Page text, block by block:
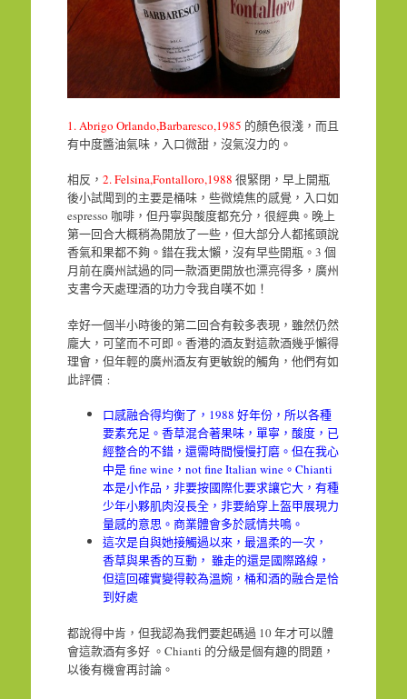
1. Abrigo Orlando,Barbaresco,1985 的顏色很淺，而且
有中度醬油氣味，入口微甜，沒氣沒力的。
相反， 2. Felsina,Fontalloro,1988 很緊閉，早上開瓶
後小試聞到的主要是桶味，些微燒焦的感覺，入口如
espresso 咖啡，但丹寧與酸度都充分，很經典。晚上
第一回合大概稍為開放了一些，但大部分人都搖頭說
香氣和果都不夠。錯在我太懶，沒有早些開瓶。3 個
月前在廣州試過的同一款酒更開放也漂亮得多，廣州
支書今天處理酒的功力令我自嘆不如！
幸好一個半小時後的第二回合有較多表現，雖然仍然
龐大，可望而不可即。香港的酒友對這款酒幾乎懶得
理會，但年輕的廣州酒友有更敏銳的觸角，他們有如
此評價﹕
口感融合得均衡了，1988 好年份，所以各種
要素充足。香草混合著果味，單寧，酸度，已
經整合的不錯，還需時間慢慢打磨。但在我心
中是 fine wine，not fine Italian wine。Chianti
本是小作品，非要按國際化要求讓它大，有種
少年小夥肌肉沒長全，非要給穿上盔甲展現力
量感的意思。商業體會多於感情共鳴。
這次是自與她接觸過以來，最溫柔的一次，
香草與果香的互動， 雖走的還是國際路線，
但這回確實變得較為溫婉，桶和酒的融合是恰
到好處
都說得中肯，但我認為我們要起碼過 10 年才可以體
會這款酒有多好 。Chianti 的分級是個有趣的問題，
以後有機會再討論。